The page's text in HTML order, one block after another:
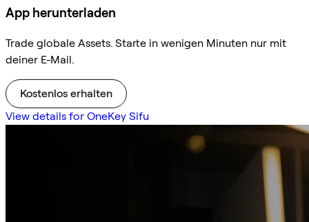
App herunterladen
Trade globale Assets. Starte in wenigen Minuten nur mit
deiner E-Mail.
Kostenlos erhalten
View details for OneKey Sifu